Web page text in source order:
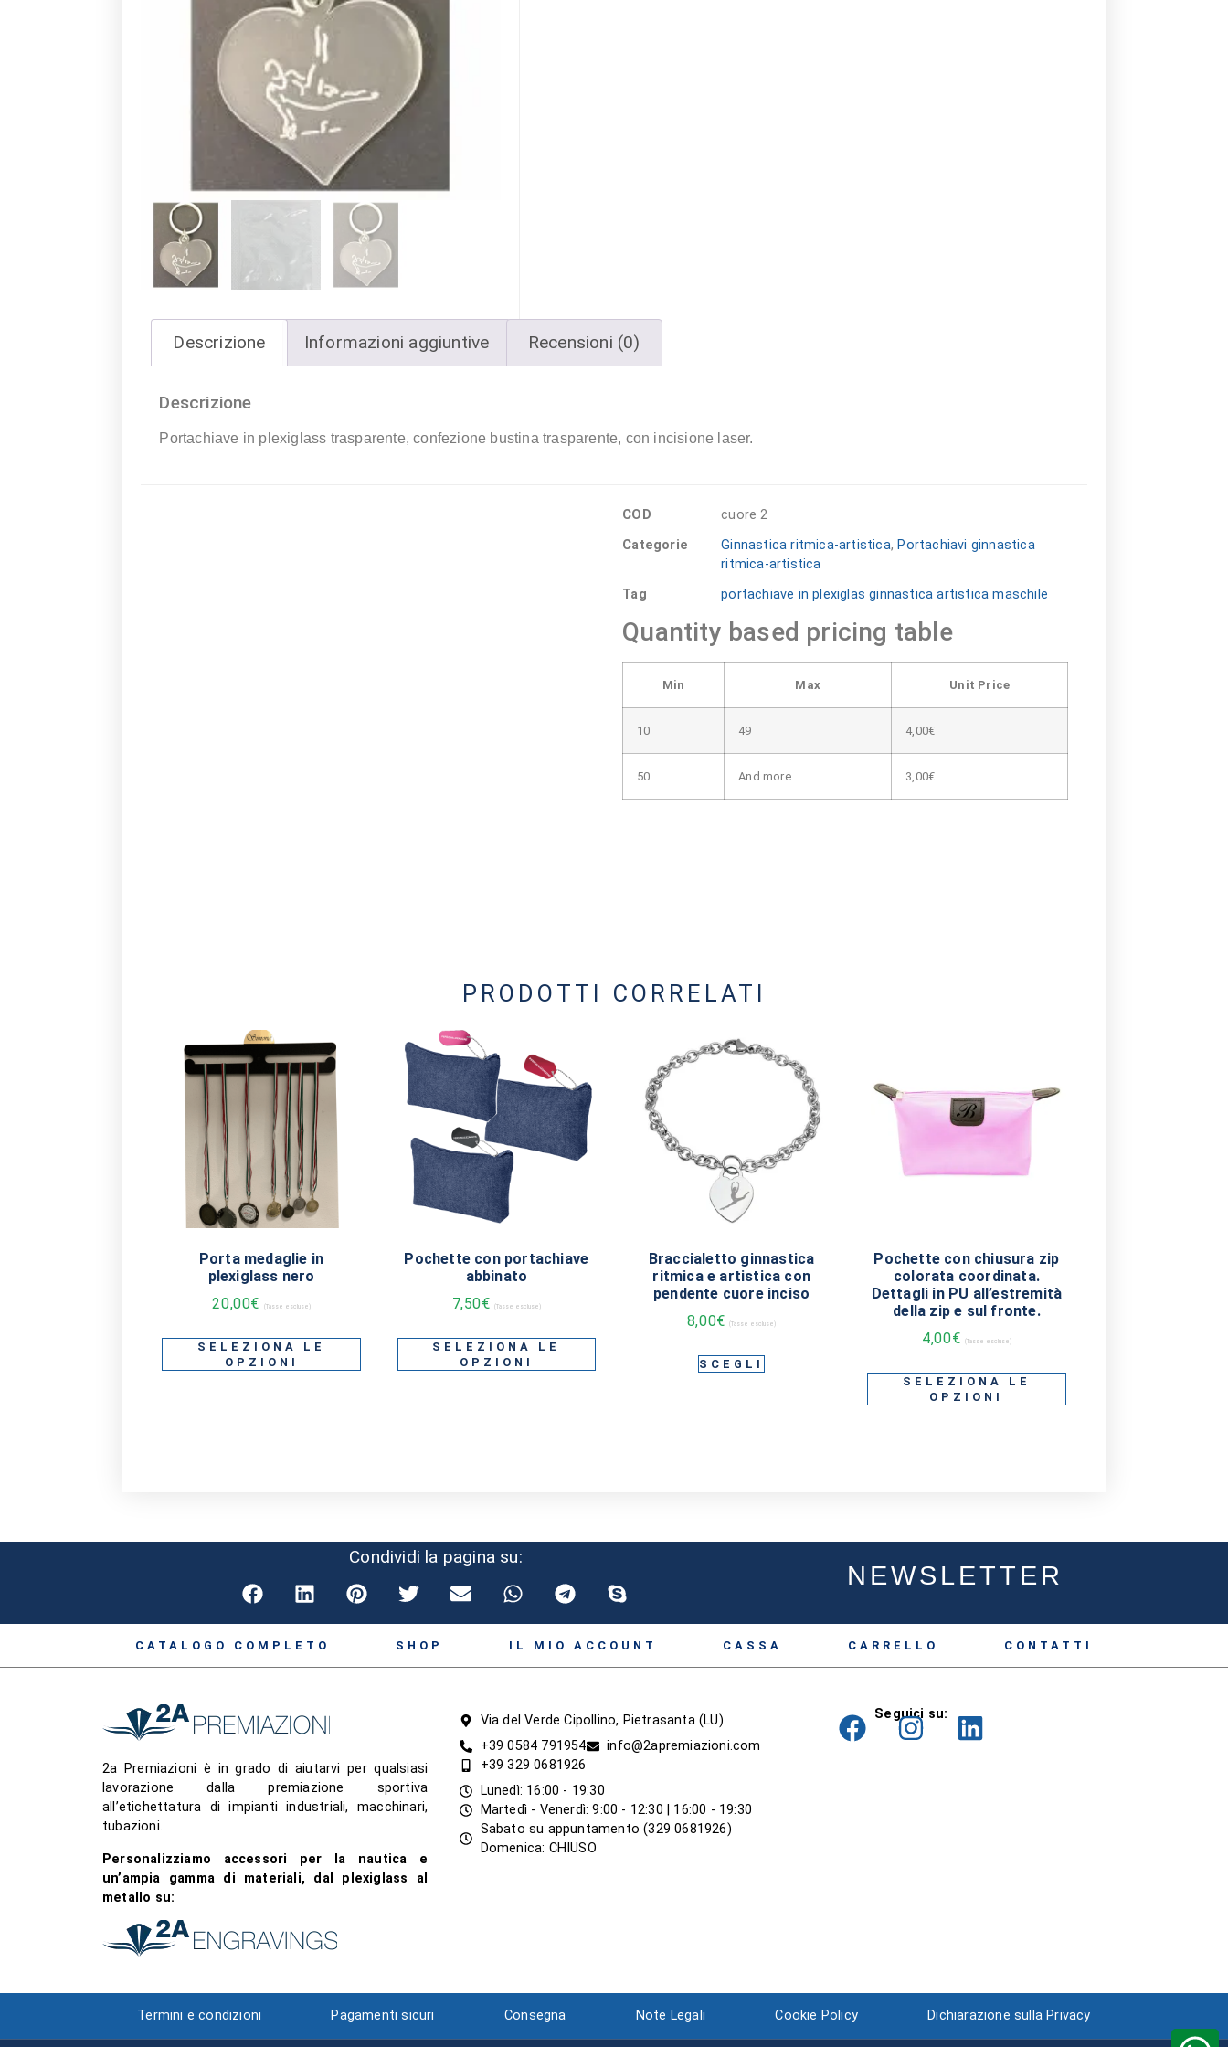
Descrizione Informazioni aggiuntive Recensioni (0)
Descrizione
Portachiave in plexiglass trasparente, confezione bustina trasparente, con incisione laser.
COD
cuore 2
Categorie
Ginnastica ritmica-artistica, Portachiavi ginnastica
ritmica-artistica
Tag
portachiave in plexiglas ginnastica artistica maschile
Quantity based pricing table
Min Max Unit Price
10 49 4,00€
50 And more. 3,00€
PRODOTTI CORRELATI
Porta medaglie in
plexiglass nero
20,00€ (Tasse escluse)
SELEZIONA LE
OPZIONI
Pochette con portachiave
abbinato
7,50€ (Tasse escluse)
SELEZIONA LE
OPZIONI
Braccialetto ginnastica
ritmica e artistica con
pendente cuore inciso
8,00€ (Tasse escluse)
SCEGLI
Pochette con chiusura zip
colorata coordinata.
Dettagli in PU all’estremità
della zip e sul fronte.
4,00€ (Tasse escluse)
SELEZIONA LE
OPZIONI
Condividi la pagina su:
NEWSLETTER
CATALOGO COMPLETO SHOP IL MIO ACCOUNT CASSA CARRELLO CONTATTI
2a Premiazioni è in grado di aiutarvi per qualsiasi
lavorazione dalla premiazione sportiva
all’etichettatura di impianti industriali, macchinari,
tubazioni.
Personalizziamo accessori per la nautica e
un’ampia gamma di materiali, dal plexiglass al
metallo su:
Via del Verde Cipollino, Pietrasanta (LU)
+39 0584 791954
info@2apremiazioni.com
+39 329 0681926
Lunedì: 16:00 - 19:30
Martedì - Venerdì: 9:00 - 12:30 | 16:00 - 19:30
Sabato su appuntamento (329 0681926)
Domenica: CHIUSO
Seguici su:
Termini e condizioni Pagamenti sicuri Consegna Note Legali Cookie Policy Dichiarazione sulla Privacy